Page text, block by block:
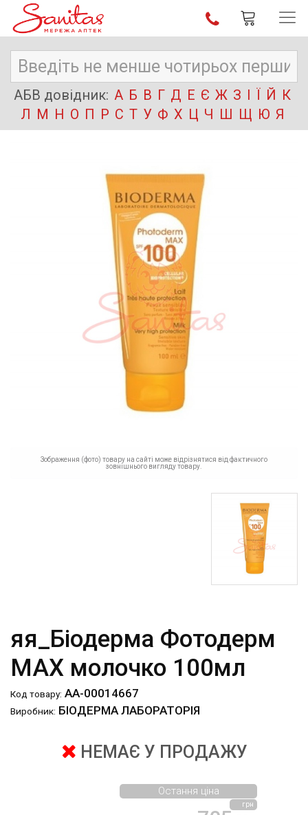
АБВ довідник: А Б В Г Д Е Є Ж З І Ї Й К
Л М Н О П Р С Т У Ф Х Ц Ч Ш Щ Ю Я
Зображення (фото) товару на сайті може відрізнятися від фактичного
зовнішнього вигляду товару.
яя_Біодерма Фотодерм
МАХ молочко 100мл
Код товару: АА-00014667
Виробник: БІОДЕРМА ЛАБОРАТОРІЯ
НЕМАЄ У ПРОДАЖУ
грн
Остання ціна